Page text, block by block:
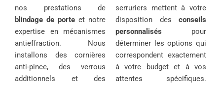
nos prestations de
blindage de porte et notre
expertise en mécanismes
antieffraction. Nous
installons des cornières
anti-pince, des verrous
additionnels et des
serruriers mettent à votre
disposition des conseils
personnalisés pour
déterminer les options qui
correspondent exactement
à votre budget et à vos
attentes spécifiques.